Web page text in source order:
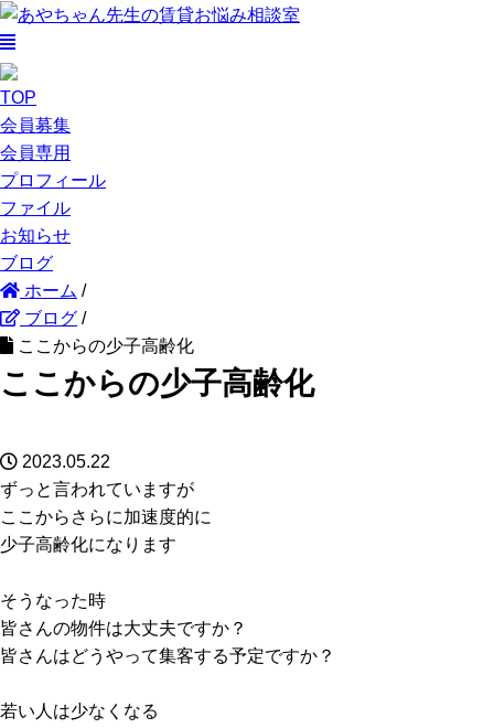
TOP
会員募集
会員専用
プロフィール
ファイル
お知らせ
ブログ
ホーム /
ブログ /
ここからの少子高齢化
ここからの少子高齢化
2023.05.22
ずっと言われていますが
ここからさらに加速度的に
少子高齢化になります
そうなった時
皆さんの物件は大丈夫ですか？
皆さんはどうやって集客する予定ですか？
若い人は少なくなる